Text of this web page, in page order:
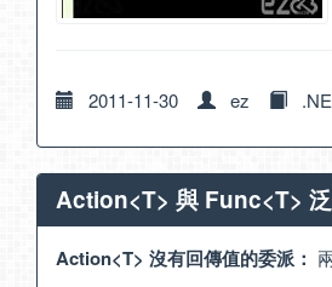
2011-11-30 ez
Action<T> 與 Func<T>
Action<T> 沒有回傳值的委派：